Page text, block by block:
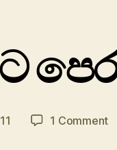
1 Commenton